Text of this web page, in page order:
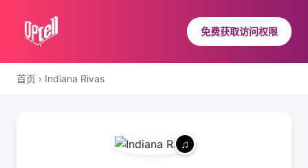
免费获取访问权限
首页 › Indiana Rivas